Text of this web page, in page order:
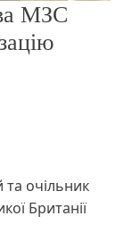
МЗС
очільник
Британії